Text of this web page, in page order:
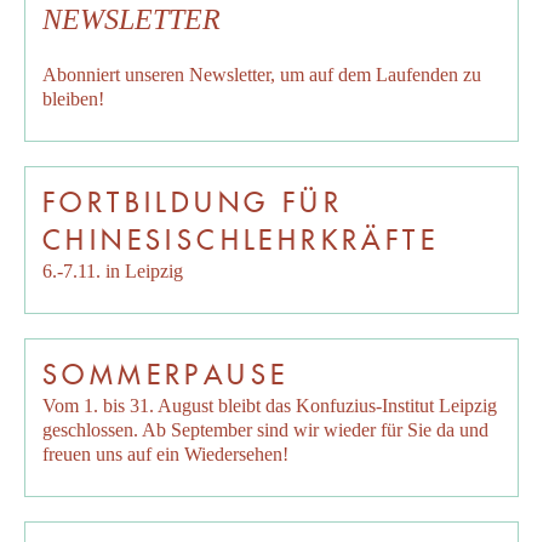
NEWSLETTER
Abonniert unseren Newsletter, um auf dem Laufenden zu
bleiben!
FORTBILDUNG FÜR
CHINESISCHLEHRKRÄFTE
6.-7.11. in Leipzig
SOMMERPAUSE
Vom 1. bis 31. August bleibt das Konfuzius-Institut Leipzig
geschlossen. Ab September sind wir wieder für Sie da und
freuen uns auf ein Wiedersehen!